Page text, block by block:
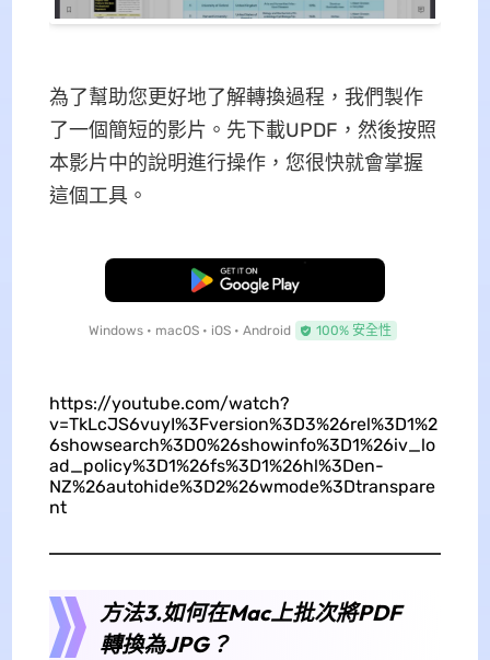
為了幫助您更好地了解轉換過程，我們製作
了一個簡短的影片。先下載UPDF，然後按照
本影片中的說明進行操作，您很快就會掌握
這個工具。
免費下載
Windows • macOS • iOS • Android 100% 安全性
https://youtube.com/watch?
v=TkLcJS6vuyI%3Fversion%3D3%26rel%3D1%2
6showsearch%3D0%26showinfo%3D1%26iv_lo
ad_policy%3D1%26fs%3D1%26hl%3Den-
NZ%26autohide%3D2%26wmode%3Dtranspare
nt
方法3.如何在Mac上批次將PDF
轉換為JPG？